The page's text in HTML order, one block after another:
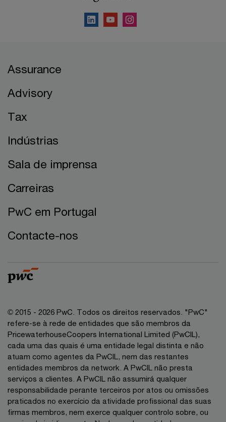
Assurance
Advisory
Tax
Indústrias
Sala de imprensa
Carreiras
PwC em Portugal
Contacte-nos
© 2015 - 2026 PwC. Todos os direitos reservados. "PwC"
refere-se à rede de entidades que são membros da
PricewaterhouseCoopers International Limited (PwCIL),
cada uma das quais é uma entidade legal distinta e não
atuam como agentes da PwCIL, nem das restantes
entidades membros da network. A PwCIL não presta
serviços a clientes. A PwCIL não assumirá qualquer
responsabilidade perante terceiros por atos ou omissões
praticados no exercício da atividade profissional das suas
firmas membros, nem exerce qualquer controlo sobre, ou